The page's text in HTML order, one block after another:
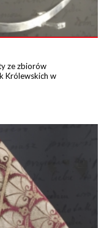
ze zbiorów
Królewskich w